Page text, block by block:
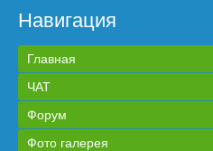
Навигация
Главная
ЧАТ
Форум
Фото галерея